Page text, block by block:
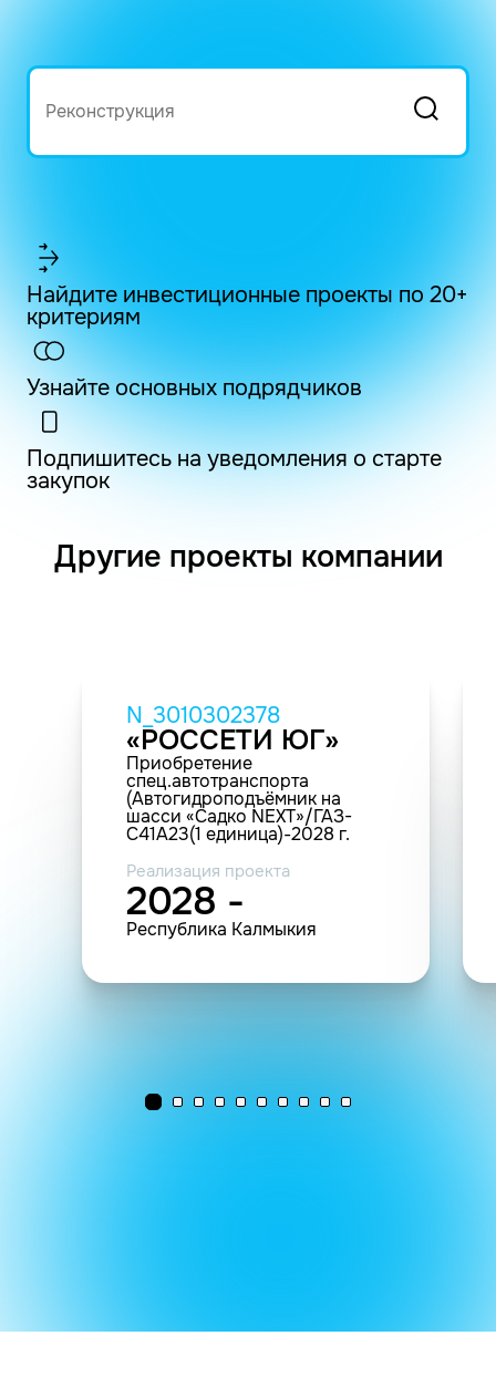
Найдите инвестиционные проекты по 20+
критериям
Узнайте основных подрядчиков
Подпишитесь на уведомления о старте
закупок
Другие проекты компании
N_3010302378
«РОССЕТИ ЮГ»
Приобретение
спец.автотранспорта
(Автогидроподъёмник на
шасси «Садко NEXT»/ГАЗ-
C41A23(1 единица)-2028 г.
Реализация проекта
2028 -
Республика Калмыкия